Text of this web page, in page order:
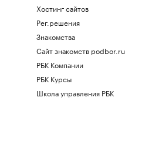
Хостинг сайтов
Рег.решения
Знакомства
Сайт знакомств podbor.ru
РБК Компании
РБК Курсы
Школа управления РБК